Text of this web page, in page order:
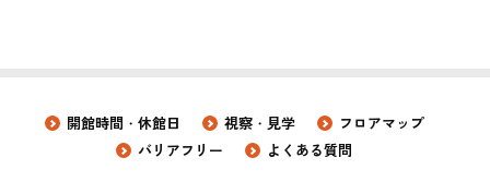
開館時間・休館日 視察・見学
フロアマップ
バリアフリー
よくある質問